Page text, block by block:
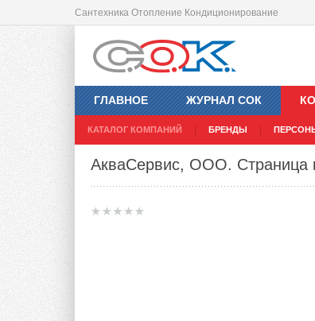
Сантехника Отопление Кондиционирование
ГЛАВНОЕ ЖУРНАЛ СОК
КАТАЛОГ КОМПАНИЙ БРЕНДЫ
АкваСервис, ООО. Страница